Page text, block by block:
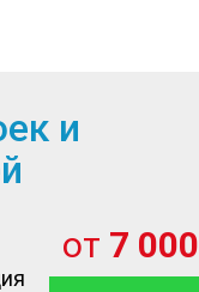
и
от 7 000